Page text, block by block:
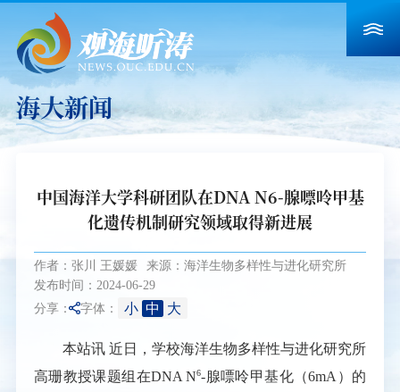
海大新闻
中国海洋大学科研团队在DNA N6-腺嘌呤甲基
化遗传机制研究领域取得新进展
作者：张川 王媛媛
来源：海洋生物多样性与进化研究所
发布时间：2024-06-29
分享： 字体： 小 中 大
本站讯 近日，学校海洋生物多样性与进化研究所
高珊教授课题组在DNA N6-腺嘌呤甲基化（6mA ）的